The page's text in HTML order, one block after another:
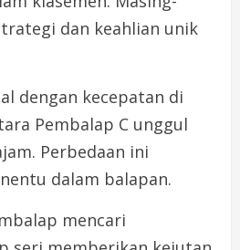
dan keahlian unik
dengan kecepatan di
Pembalap C unggul
Perbedaan ini
dalam balapan.
mencari